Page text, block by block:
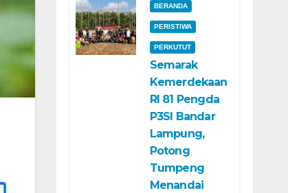
BERANDA
PERISTIWA
PERKUTUT
Semarak
Kemerdekaan
RI 81 Pengda
P3SI Bandar
Lampung,
Potong
Tumpeng
Menandai